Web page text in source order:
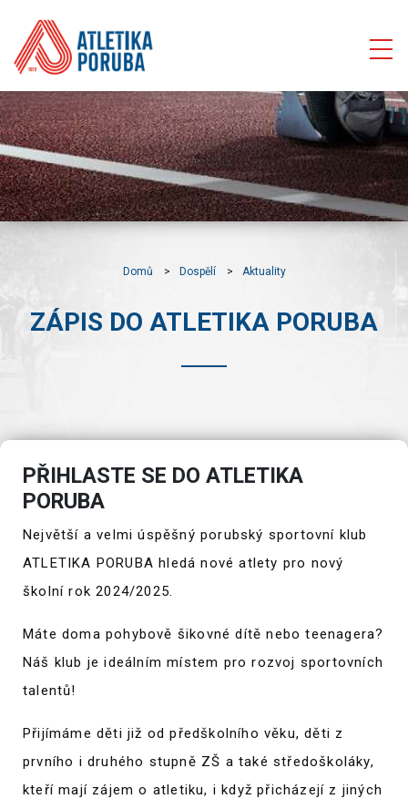
Domů Dospělí Aktuality
ZÁPIS DO ATLETIKA PORUBA
PŘIHLASTE SE DO ATLETIKA
PORUBA
Největší a velmi úspěšný porubský sportovní klub
ATLETIKA PORUBA hledá nové atlety pro nový
školní rok 2024/2025.
Máte doma pohybově šikovné dítě nebo teenagera?
Náš klub je ideálním místem pro rozvoj sportovních
talentů!
Přijímáme děti již od předškolního věku, děti z
prvního i druhého stupně ZŠ a také středoškoláky,
kteří mají zájem o atletiku, i když přicházejí z jiných